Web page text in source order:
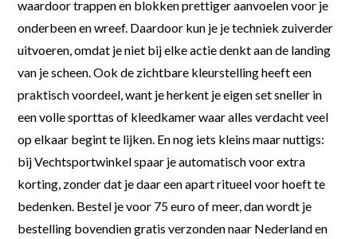
waardoor trappen en blokken prettiger aanvoelen voor je
onderbeen en wreef. Daardoor kun je je techniek zuiverder
uitvoeren, omdat je niet bij elke actie denkt aan de landing
van je scheen. Ook de zichtbare kleurstelling heeft een
praktisch voordeel, want je herkent je eigen set sneller in
een volle sporttas of kleedkamer waar alles verdacht veel
op elkaar begint te lijken. En nog iets kleins maar nuttigs:
bij Vechtsportwinkel spaar je automatisch voor extra
korting, zonder dat je daar een apart ritueel voor hoeft te
bedenken. Bestel je voor 75 euro of meer, dan wordt je
bestelling bovendien gratis verzonden naar Nederland en